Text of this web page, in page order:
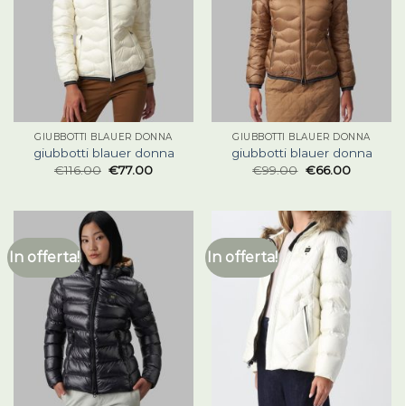
GIUBBOTTI BLAUER DONNA
giubbotti blauer donna
€116.00 €77.00
GIUBBOTTI BLAUER DONNA
giubbotti blauer donna
€99.00 €66.00
In offerta! In offerta!